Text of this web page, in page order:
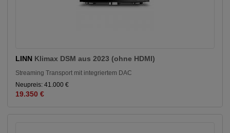
LINN Klimax DSM aus 2023 (ohne HDMI)
Streaming Transport mit integriertem DAC
Neupreis: 41.000 €
19.350 €